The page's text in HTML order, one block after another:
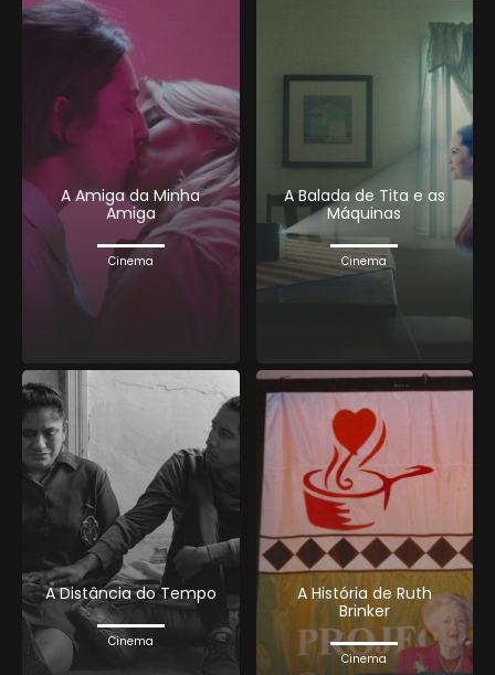
A Amiga da Minha
Amiga
Cinema
A Balada de Tita e as
Máquinas
Cinema
A Distância do Tempo
Cinema
A História de Ruth
Brinker
Cinema